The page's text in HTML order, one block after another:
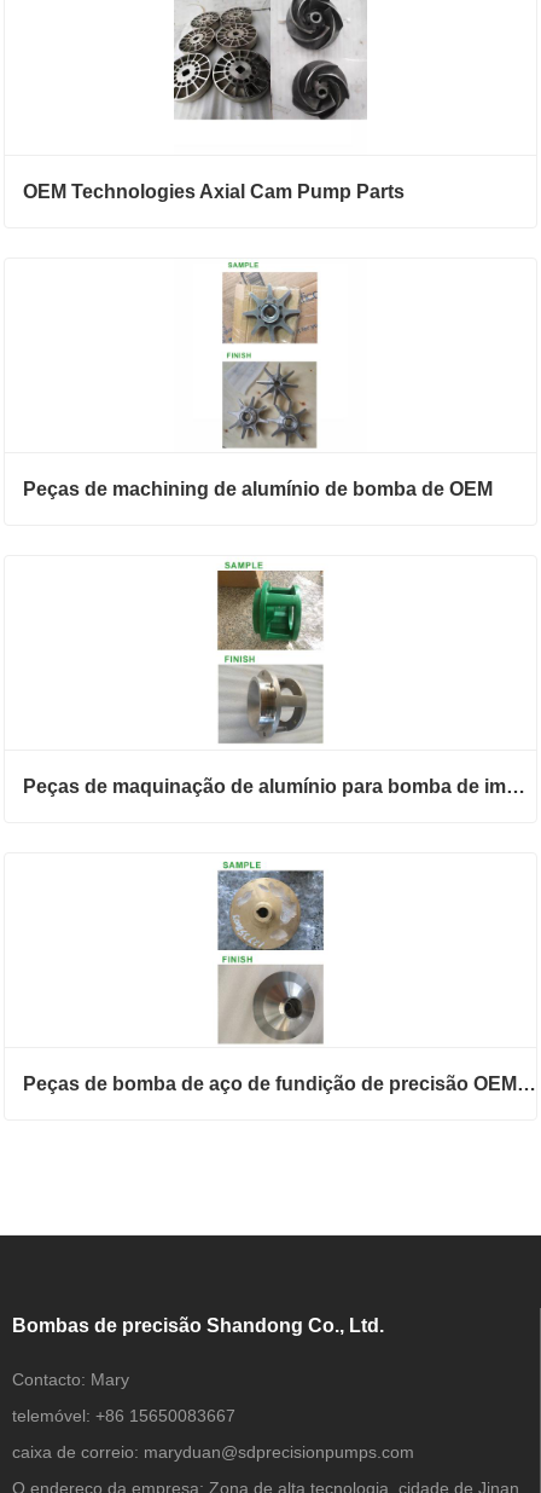
OEM Technologies Axial Cam Pump Parts
Peças de machining de alumínio de bomba de OEM
Peças de maquinação de alumínio para bomba de impulsor OEM
Peças de bomba de aço de fundição de precisão OEM Impellers
Bombas de precisão Shandong Co., Ltd.
Contacto: Mary
telemóvel: +86 15650083667
caixa de correio: maryduan@sdprecisionpumps.com
O endereço da empresa: Zona de alta tecnologia, cidade de Jinan,